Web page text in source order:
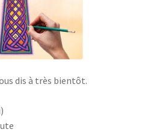
dis à très bientôt.